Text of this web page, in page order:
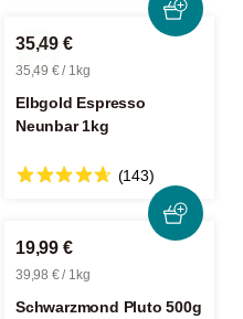
35,49 €
35,49 € / 1kg
Elbgold Espresso
Neunbar 1kg
(143)
19,99 €
39,98 € / 1kg
Schwarzmond Pluto 500g